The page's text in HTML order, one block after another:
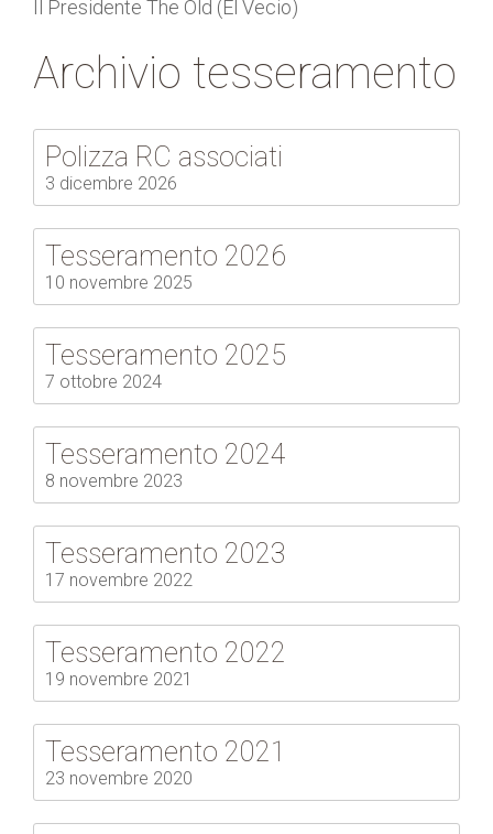
Il Presidente The Old (El Vecio)
Archivio tesseramento
Polizza RC associati
3 dicembre 2026
Tesseramento 2026
10 novembre 2025
Tesseramento 2025
7 ottobre 2024
Tesseramento 2024
8 novembre 2023
Tesseramento 2023
17 novembre 2022
Tesseramento 2022
19 novembre 2021
Tesseramento 2021
23 novembre 2020